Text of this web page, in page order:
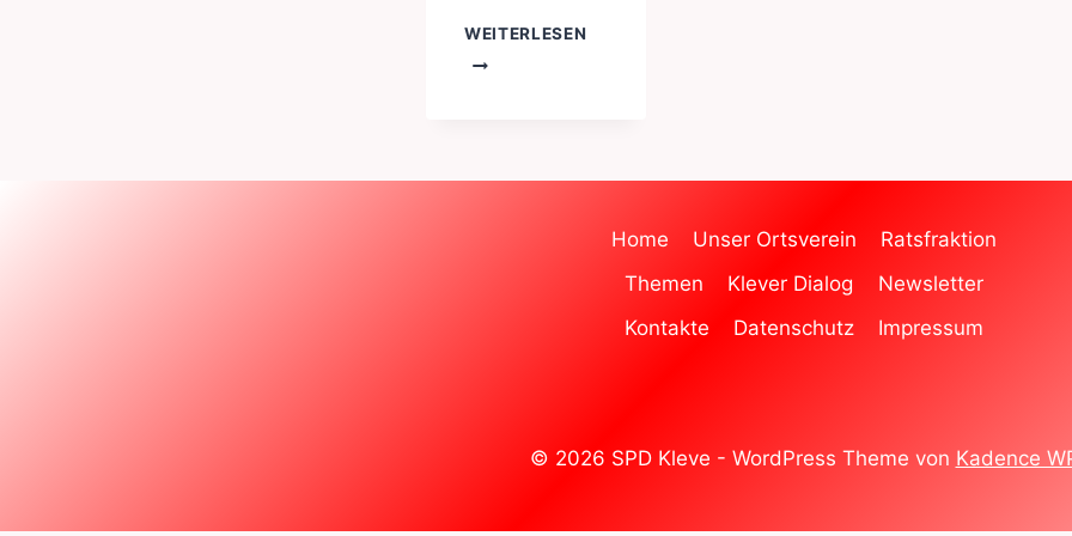
WEITERLESEN
Home Unser Ortsverein
Ratsfraktion
Themen
Klever Dialog
Newsletter
Kontakte
Datenschutz Impressum
© 2026 SPD Kleve - WordPress Theme von Kadence